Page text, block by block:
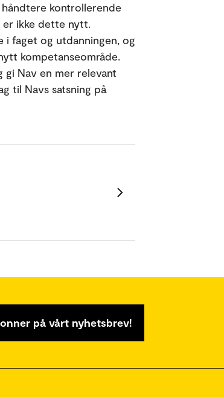
kontrollerende
er ikke dette nytt.
i faget og utdanningen, og
kompetanseområde.
Nav en mer relevant
til Navs satsning på
på vårt nyhetsbrev!